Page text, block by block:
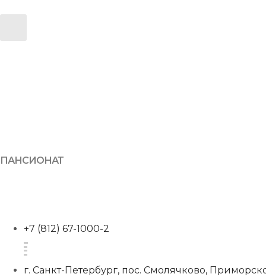
ПАНСИОНАТ
+7 (812) 67-1000-2
г. Санкт-Петербург, пос. Смолячково,